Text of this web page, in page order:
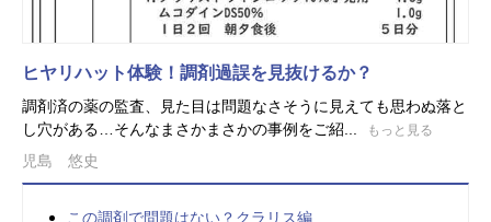
ヒヤリハット体験！調剤過誤を見抜けるか？
調剤済の薬の監査、見た目は問題なさそうに見えても思わぬ落と
し穴がある…そんなまさかまさかの事例をご紹...
もっと見る
児島 悠史
この調剤で問題はない？クラリス編